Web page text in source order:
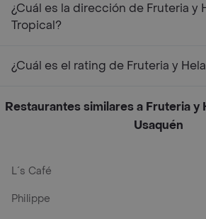
¿Cuál es la dirección de Fruteria y
Tropical?
¿Cuál es el rating de Fruteria y
Restaurantes similares a Fruteria y
Usaquén
L´s Café
Philippe